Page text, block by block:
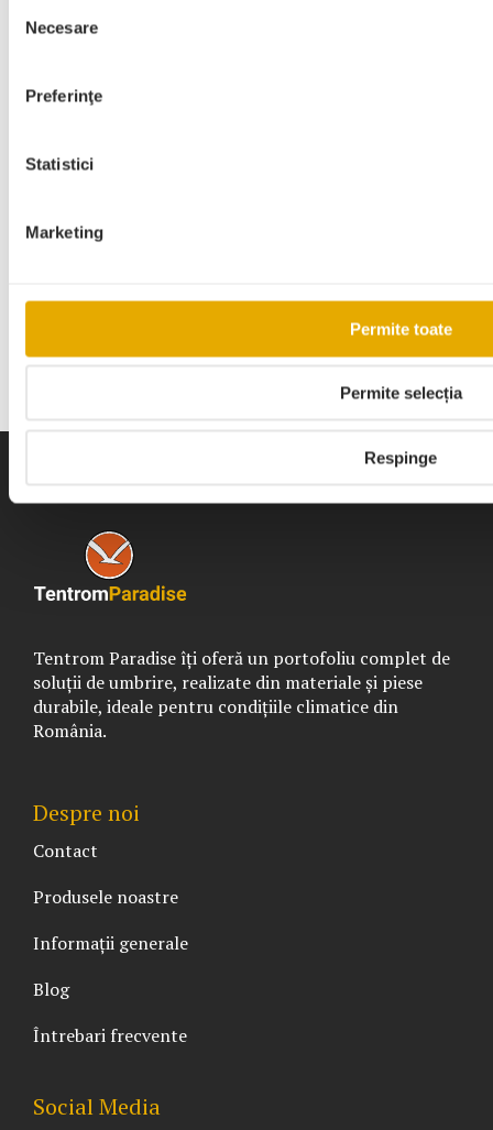
consimțământului
Necesare
Preferinţe
Statistici
Marketing
Permite toate
Permite selecția
Respinge
Cum reții clienții pe terasă?
Tentrom Paradise îți oferă un portofoliu complet de
soluții de umbrire, realizate din materiale și piese
durabile, ideale pentru condițiile climatice din
România.
Despre noi
Contact
Produsele noastre
Informații generale
Blog
Întrebari frecvente
Social Media